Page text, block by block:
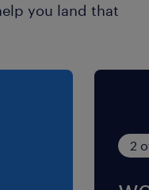
出勤あり）
you land that
2